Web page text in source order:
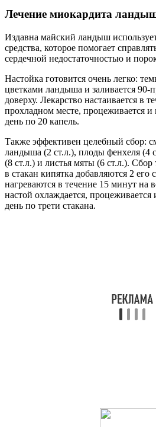
Лечение миокардита
Издавна майский ландыш
средства, которое помогает
сердечной недостаточностью и
Настойка готовится очень легко:
цветками ландыша и заливается
доверху. Лекарство настаивается в
прохладном месте, процеживается и
день по 20 капель.
Также эффективен целебный сбор:
ландыша (2 ст.л.), плоды фенхеля (4
(8 ст.л.) и листья мяты (6 ст.л.). Сбор
в стакан кипятка добавляются 2 его
нагреваются в течение 15 минут на
настой охлаждается, процеживается
день по трети стакана.